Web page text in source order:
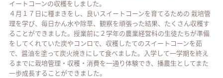
イートコーンの収穫をしました。
４月１７日に種まきをし、良いスイートコーンを育てるための 栽培管
理を学び、毎日かん水や除草、観察を頑張った結果、たくさん収穫す
ることができました。授業前に２学年の農業経営科の生徒たちが準備
をしてくれていた炭やコンロで、収穫したてのスイートコーンを茹
で、醤油を塗って炭火焼きにして食べました。入学して一学期を終え
るまでに栽培管理・収穫・消費を一通り体験でき、播農生としてまた
一歩成長することができました。